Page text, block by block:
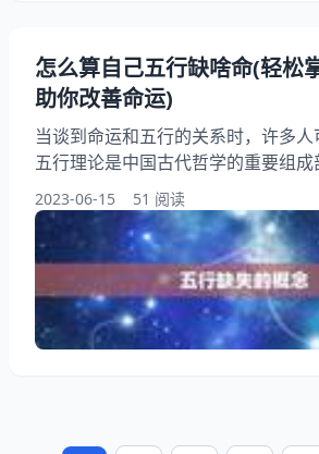
怎么算自己五行缺啥命(轻松
助你改善命运)
当谈到命运和五行的关系时，许多人
五行理论是中国古代哲学的重要组成
万物都由五种元素组成，即金、木、
人的命运也与五行有关，而五行缺
康、事业和人际关系等方面。如何算
呢？本文将为您详细介绍五行缺失
帮助您更好地了解自己的命运和做
一、五行缺失的概念 五行缺失是指
种元素的情况
2023-06-15 51 阅读